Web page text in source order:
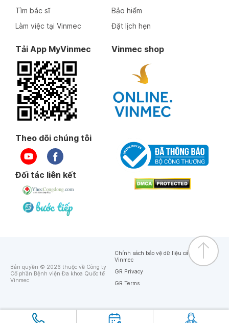
Tìm bác sĩ
Làm việc tại Vinmec
Bảo hiểm
Đặt lịch hẹn
Tải App MyVinmec Vinmec shop
Theo dõi chúng tôi
Đối tác liên kết
Bản quyền © 2026 thuộc về Công ty
Cổ phần Bệnh viện Đa khoa Quốc tế
Vinmec
Chính sách bảo vệ dữ liệu cá nhân của
Vinmec
GR Privacy
GR Terms